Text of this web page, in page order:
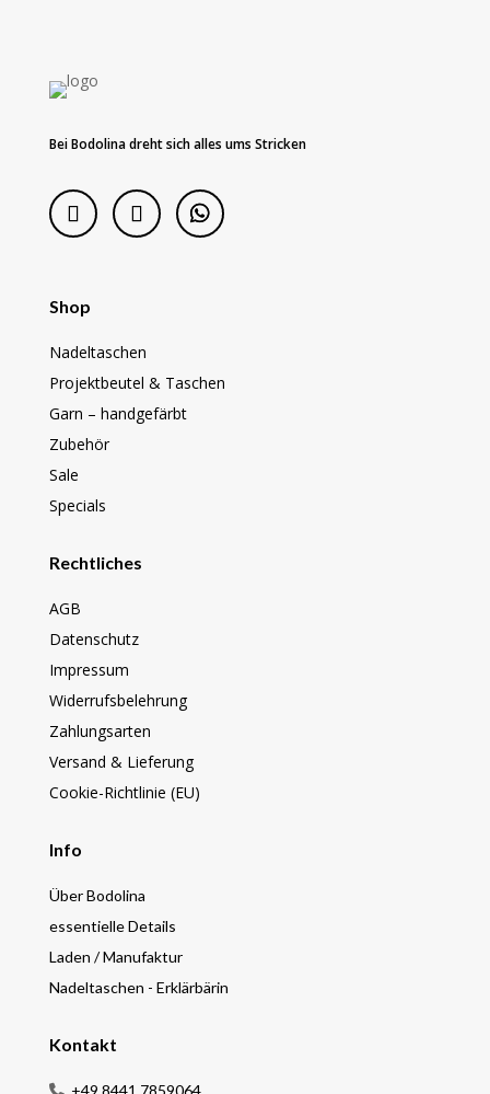
Bei Bodolina dreht sich alles ums Stricken
Shop
Nadeltaschen
Projektbeutel & Taschen
Garn – handgefärbt
Zubehör
Sale
Specials
Rechtliches
AGB
Datenschutz
Impressum
Widerrufsbelehrung
Zahlungsarten
Versand & Lieferung
Cookie-Richtlinie (EU)
Info
Über Bodolina
essentielle Details
Laden / Manufaktur
Nadeltaschen - Erklärbärin
Kontakt
+49 8441 7859064